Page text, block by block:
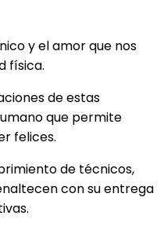
y el amor que nos
física.
de estas
que permite
felices.
de técnicos,
con su entrega